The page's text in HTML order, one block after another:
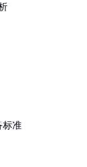
标准